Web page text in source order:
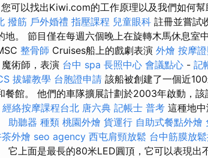
您可以找出Kiwi.com的工作原理以及我們如何
撥筋 戶外婚禮 指壓課程 兒童眼科 註冊並嘗試
。 節目僅在每週六個晚上在旋轉木馬休息室
整骨師 Cruises船上的戲劇表演 外燴 按摩
術師，表演 台中 spa 長照中心 會議點心 - 記
拔罐教學 台胞證申請 該船被創建了一個近
餐館。 他們的車隊擴展計劃於2003年啟動，
經絡按摩課程台北 唐六典 記帳士 普考 這種地
助聽器 種類 桃園外燴 貨運行 自助式餐點外燴
外燴 seo agency 西屯肩頸放鬆 台中筋膜放
它上面是最長的80米LED圓頂，它可以表現出